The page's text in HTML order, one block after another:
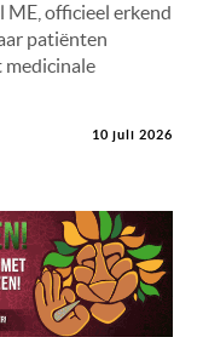
ME, officieel erkend
patiënten
medicinale
10 juli 2026